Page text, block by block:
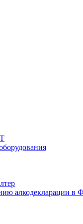
алкодекларации в